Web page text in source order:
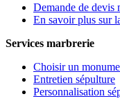
Demande de devis
En savoir plus sur
Services marbrerie
Choisir un
Entretien sépulture
Personnalisation